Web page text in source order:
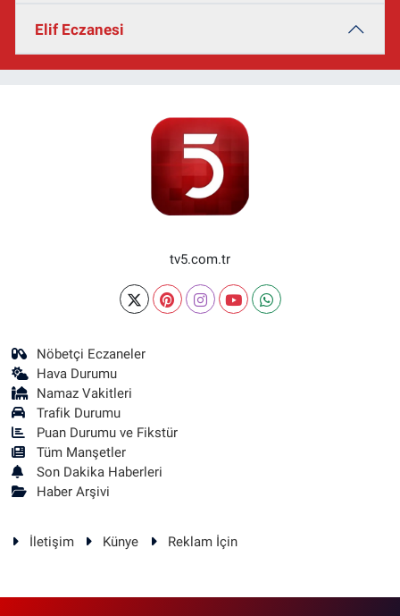
Elif Eczanesi
tv5.com.tr
Nöbetçi Eczaneler
Hava Durumu
Namaz Vakitleri
Trafik Durumu
Puan Durumu ve Fikstür
Tüm Manşetler
Son Dakika Haberleri
Haber Arşivi
İletişim Künye Reklam İçin